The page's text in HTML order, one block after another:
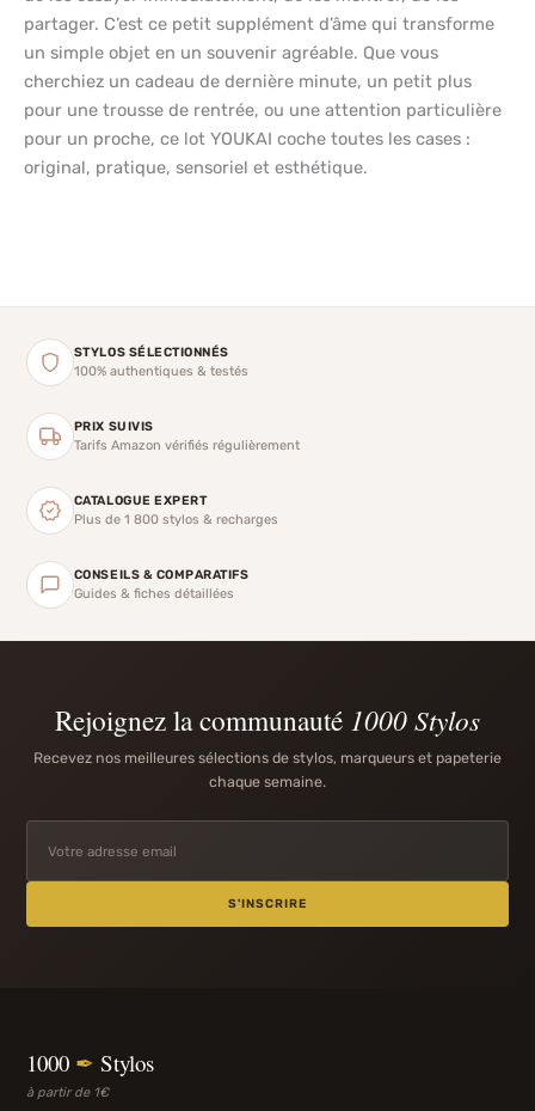
partager. C’est ce petit supplément d’âme qui transforme
un simple objet en un souvenir agréable. Que vous
cherchiez un cadeau de dernière minute, un petit plus
pour une trousse de rentrée, ou une attention particulière
pour un proche, ce lot YOUKAI coche toutes les cases :
original, pratique, sensoriel et esthétique.
STYLOS SÉLECTIONNÉS
100% authentiques & testés
PRIX SUIVIS
Tarifs Amazon vérifiés régulièrement
CATALOGUE EXPERT
Plus de 1 800 stylos & recharges
CONSEILS & COMPARATIFS
Guides & fiches détaillées
Rejoignez la communauté 1000 Stylos
Recevez nos meilleures sélections de stylos, marqueurs et papeterie
chaque semaine.
S'INSCRIRE
1000 ✒ Stylos
à partir de 1€